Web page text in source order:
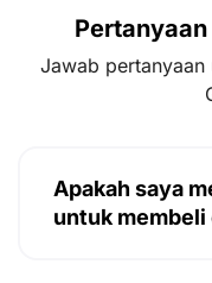
Jawab pertanyaan
Apakah saya
untuk membeli